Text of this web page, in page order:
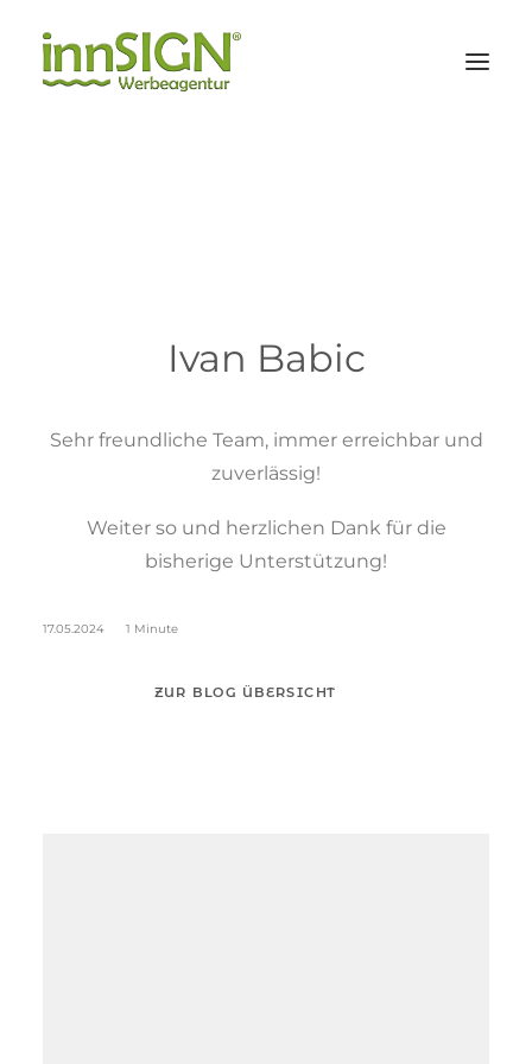
Suche
Ivan Babic
Sehr freundliche Team, immer erreichbar und
zuverlässig!
Weiter so und herzlichen Dank für die
bisherige Unterstützung!
17.05.2024 1 Minute
ZUR BLOG ÜBERSICHT